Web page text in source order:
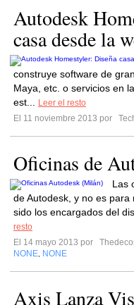
Autodesk
casa desde la
construye software de
Maya, etc. o servicios en
est...
Leer el resto
El 11 noviembre 2013 por
Oficinas de
Las
de Autodesk, y no es
sido los encargados del
resto
El 14 mayo 2013 por
NONE NONE
Axis Lanza